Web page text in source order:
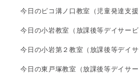
今日のピコ溝ノ口教室（児童発達支援
今日の小岩教室（放課後等デイサービ
今日の小岩第２教室（放課後等デイサ
今日の東戸塚教室（放課後等デイサー